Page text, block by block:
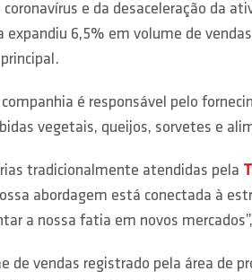
e da desaceleração da
expandiu 6,5% em volume de
é responsável pelo
vegetais, queijos, sorvetes e
tradicionalmente atendidas pela
abordagem está conectada à
a nossa fatia em novos
de vendas registrado pela área de